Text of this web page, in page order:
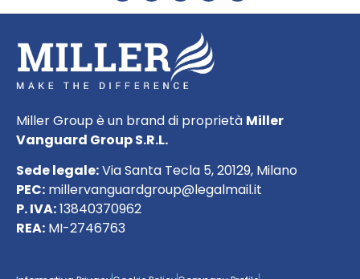
Miller Group è un brand di proprietà Miller
Vanguard Group S.R.L.
Sede legale:Via Santa Tecla 5, 20129, Milano
PEC: millervanguardgroup@legalmail.it
P. IVA:13840370962
REA: MI-2746763